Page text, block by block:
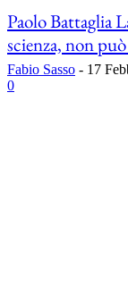
Paolo Battaglia
scienza, non
Fabio Sasso - 17
0